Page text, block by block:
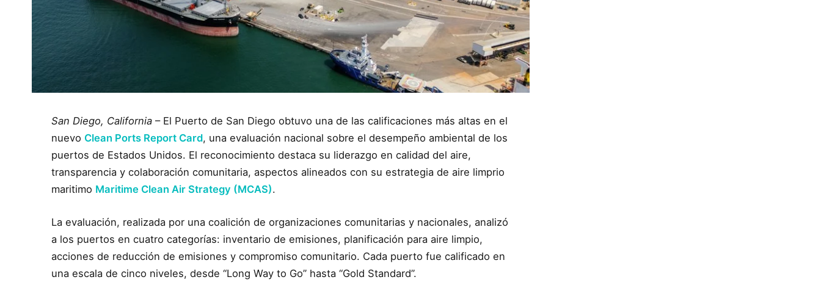
San Diego, California – El Puerto de San Diego obtuvo una de las calificaciones más altas en el
nuevo Clean Ports Report Card, una evaluación nacional sobre el desempeño ambiental de los
puertos de Estados Unidos. El reconocimiento destaca su liderazgo en calidad del aire,
transparencia y colaboración comunitaria, aspectos alineados con su estrategia de aire limprio
maritimo Maritime Clean Air Strategy (MCAS).
La evaluación, realizada por una coalición de organizaciones comunitarias y nacionales, analizó
a los puertos en cuatro categorías: inventario de emisiones, planificación para aire limpio,
acciones de reducción de emisiones y compromiso comunitario. Cada puerto fue calificado en
una escala de cinco niveles, desde “Long Way to Go” hasta “Gold Standard”.